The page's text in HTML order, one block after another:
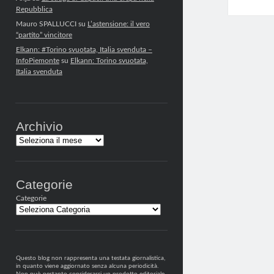
Repubblica
Mauro SPALLUCCIsu L’astensione: il vero
“partito” vincitore
Elkann: #Torino svuotata, Italia svenduta –
InfoPiemontesu Elkann: Torino svuotata,
Italia svenduta
Archivio
Archivi
Categorie
Categorie
Questo blog non rappresenta una testata giornalistica,
in quanto viene aggiornato senza alcuna periodicità.